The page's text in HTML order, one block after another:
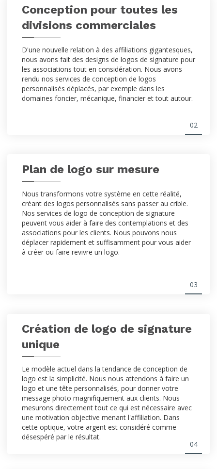
02
Conception pour toutes les
divisions commerciales
D'une nouvelle relation à des affiliations gigantesques,
nous avons fait des designs de logos de signature pour
les associations tout en considération. Nous avons
rendu nos services de conception de logos
personnalisés déplacés, par exemple dans les
domaines foncier, mécanique, financier et tout autour.
03
Plan de logo sur mesure
Nous transformons votre système en cette réalité,
créant des logos personnalisés sans passer au crible.
Nos services de logo de conception de signature
peuvent vous aider à faire des contemplations et des
associations pour les clients. Nous pouvons nous
déplacer rapidement et suffisamment pour vous aider
à créer ou faire revivre un logo.
04
Création de logo de signature
unique
Le modèle actuel dans la tendance de conception de
logo est la simplicité. Nous nous attendons à faire un
logo et une tête personnalisés, pour donner votre
message photo magnifiquement aux clients. Nous
mesurons directement tout ce qui est nécessaire avec
une motivation objective menant l'affiliation. Dans
cette optique, votre argent est considéré comme
désespéré par le résultat.